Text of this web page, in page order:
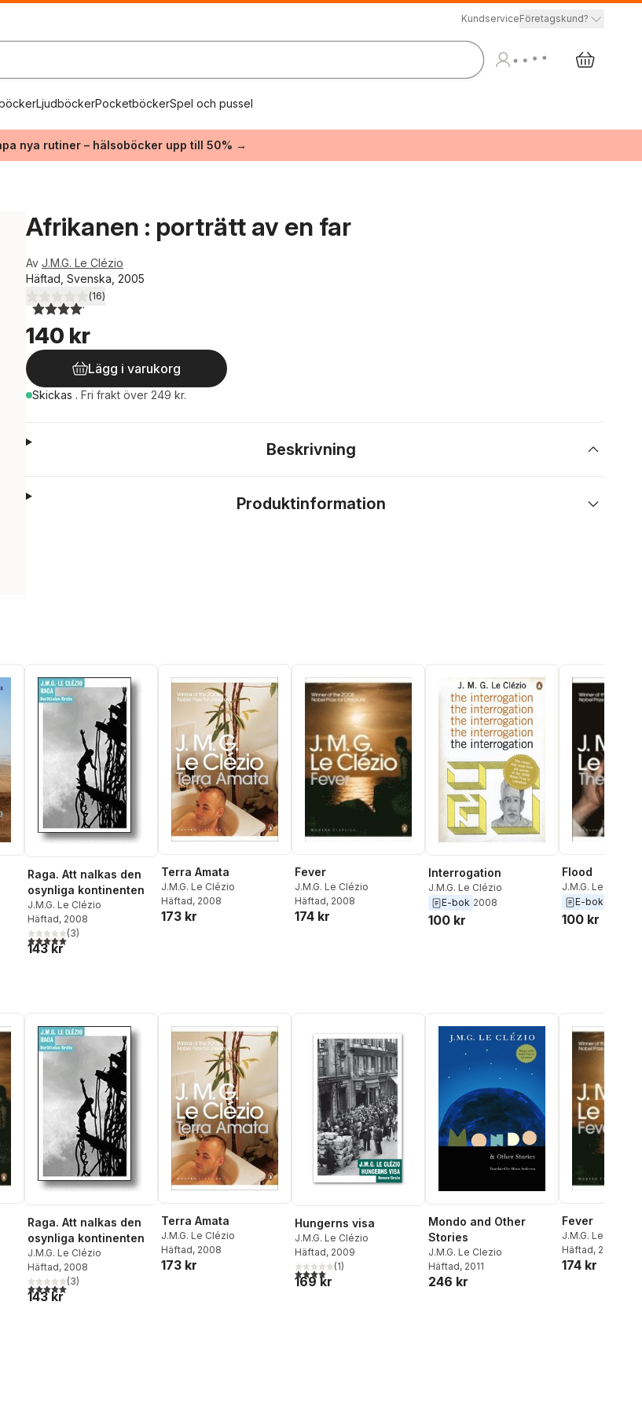
KundserviceFöretagskund?
LjudböckerPocketböckerSpel och pussel
nya rutiner – hälsoböcker upp till 50% →
Afrikanen : porträtt av en far
Av J.M.G. Le Clézio
Häftad, Svenska, 2005
4,1utav 5 stjärnor. Totalt antal röster:
(16)
140 kr
Lägg i varukorg
Skickas . Fri frakt över 249 kr.
Beskrivning
Produktinformation
Raga. Att nalkas den
osynliga kontinenten
J.M.G. Le Clézio
Häftad, 2008
5,0utav 5 stjärnor. Totalt antal röster:
(3)
143 kr
Terra Amata
J.M.G. Le Clézio
Häftad, 2008
173 kr
Fever
J.M.G. Le Clézio
Häftad, 2008
174 kr
Interrogation
J.M.G. Le Clézio
E-bok 2008
100 kr
Flood
J.M.G. Le Clézio
E-bok
100 kr
Raga. Att nalkas den
osynliga kontinenten
J.M.G. Le Clézio
Häftad, 2008
5,0utav 5 stjärnor. Totalt antal röster:
(3)
143 kr
Terra Amata
J.M.G. Le Clézio
Häftad, 2008
173 kr
Hungerns visa
J.M.G. Le Clézio
Häftad, 2009
4,0utav 5 stjärnor. Totalt antal röster:
(1)
169 kr
Mondo and Other
Stories
J.M.G. Le Clezio
Häftad, 2011
246 kr
Fever
J.M.G. Le Clézio
Häftad, 2008
174 kr